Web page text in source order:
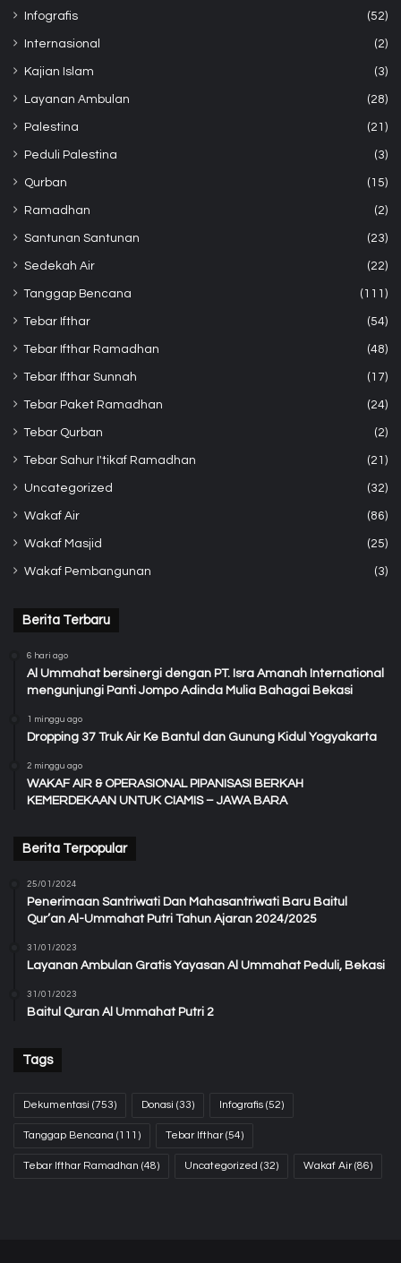
Infografis (52)
Internasional (2)
Kajian Islam (3)
Layanan Ambulan (28)
Palestina (21)
Peduli Palestina (3)
Qurban (15)
Ramadhan (2)
Santunan Santunan (23)
Sedekah Air (22)
Tanggap Bencana (111)
Tebar Ifthar (54)
Tebar Ifthar Ramadhan (48)
Tebar Ifthar Sunnah (17)
Tebar Paket Ramadhan (24)
Tebar Qurban (2)
Tebar Sahur I'tikaf Ramadhan (21)
Uncategorized (32)
Wakaf Air (86)
Wakaf Masjid (25)
Wakaf Pembangunan (3)
Berita Terbaru
6 hari ago
Al Ummahat bersinergi dengan PT. Isra Amanah International
mengunjungi Panti Jompo Adinda Mulia Bahagai Bekasi
1 minggu ago
Dropping 37 Truk Air Ke Bantul dan Gunung Kidul Yogyakarta
2 minggu ago
WAKAF AIR & OPERASIONAL PIPANISASI BERKAH
KEMERDEKAAN UNTUK CIAMIS – JAWA BARA
Berita Terpopular
25/01/2024
Penerimaan Santriwati Dan Mahasantriwati Baru Baitul
Qur’an Al-Ummahat Putri Tahun Ajaran 2024/2025
31/01/2023
Layanan Ambulan Gratis Yayasan Al Ummahat Peduli, Bekasi
31/01/2023
Baitul Quran Al Ummahat Putri 2
Tags
Dekumentasi (753) Donasi (33) Infografis (52)
Tanggap Bencana (111) Tebar Ifthar(54)
Tebar Ifthar Ramadhan (48) Uncategorized (32) Wakaf Air(86)